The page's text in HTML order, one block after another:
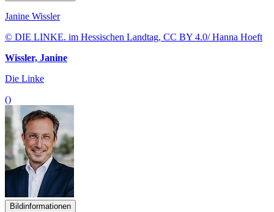
Janine Wissler
© DIE LINKE. im Hessischen Landtag, CC BY 4.0/ Hanna Hoeft
Wissler, Janine
Die Linke
()
Bildinformationen